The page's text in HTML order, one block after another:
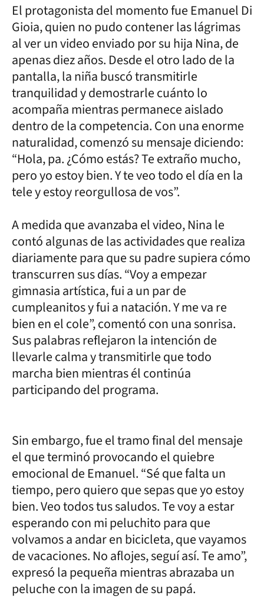
El protagonista del momento fue Emanuel Di
Gioia, quien no pudo contener las lágrimas
al ver un video enviado por su hija Nina, de
apenas diez años. Desde el otro lado de la
pantalla, la niña buscó transmitirle
tranquilidad y demostrarle cuánto lo
acompaña mientras permanece aislado
dentro de la competencia. Con una enorme
naturalidad, comenzó su mensaje diciendo:
“Hola, pa. ¿Cómo estás? Te extraño mucho,
pero yo estoy bien. Y te veo todo el día en la
tele y estoy reorgullosa de vos”.
A medida que avanzaba el video, Nina le
contó algunas de las actividades que realiza
diariamente para que su padre supiera cómo
transcurren sus días. “Voy a empezar
gimnasia artística, fui a un par de
cumpleanitos y fui a natación. Y me va re
bien en el cole”, comentó con una sonrisa.
Sus palabras reflejaron la intención de
llevarle calma y transmitirle que todo
marcha bien mientras él continúa
participando del programa.
Sin embargo, fue el tramo final del mensaje
el que terminó provocando el quiebre
emocional de Emanuel. “Sé que falta un
tiempo, pero quiero que sepas que yo estoy
bien. Veo todos tus saludos. Te voy a estar
esperando con mi peluchito para que
volvamos a andar en bicicleta, que vayamos
de vacaciones. No aflojes, seguí así. Te amo”,
expresó la pequeña mientras abrazaba un
peluche con la imagen de su papá.